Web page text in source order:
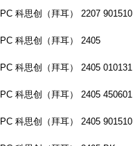
PC 科思创（拜耳） 2207 901510
PC 科思创（拜耳） 2405
PC 科思创（拜耳） 2405 010131
PC 科思创（拜耳） 2405 450601
PC 科思创（拜耳） 2405 901510